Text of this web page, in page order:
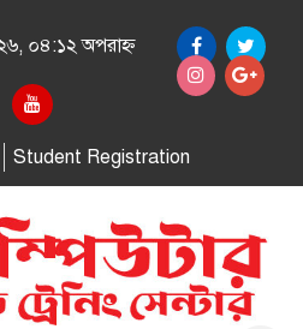
০৪:১২ অপরাহ্ন
Student Registration